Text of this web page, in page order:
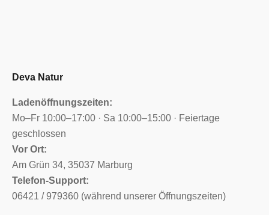
Deva Natur
Ladenöffnungszeiten:
Mo–Fr 10:00–17:00 · Sa 10:00–15:00 · Feiertage
geschlossen
Vor Ort:
Am Grün 34, 35037 Marburg
Telefon-Support:
06421 / 979360 (während unserer Öffnungszeiten)